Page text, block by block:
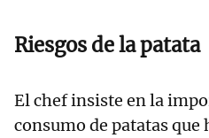
Riesgos de la patata
El chef insiste en la
consumo de patatas que